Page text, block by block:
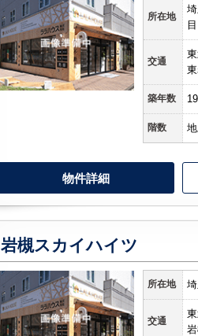
所在地
目
交通
築年数
階数
物件詳細
岩槻スカイハイツ
所在地
交通